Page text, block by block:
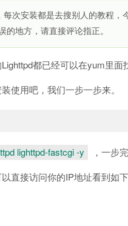
次安装都是去搜别人的教程
的地方，请直接评论指正。
都已经可以在yum里面
使用吧，我们一步一步来。
lighttpd-fastcgi -y
，一步
直接访问你的IP地址看到如